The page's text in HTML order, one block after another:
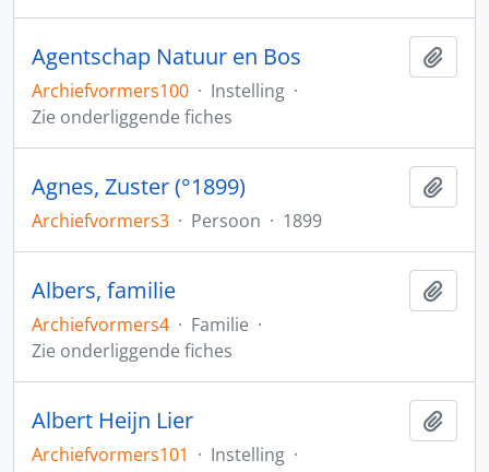
Agentschap Natuur en Bos
Archiefvormers100 · Instelling ·
Zie onderliggende fiches
Agnes, Zuster (°1899)
Archiefvormers3 · Persoon · 1899
Albers, familie
Archiefvormers4 · Familie ·
Zie onderliggende fiches
Albert Heijn Lier
Archiefvormers101 · Instelling ·